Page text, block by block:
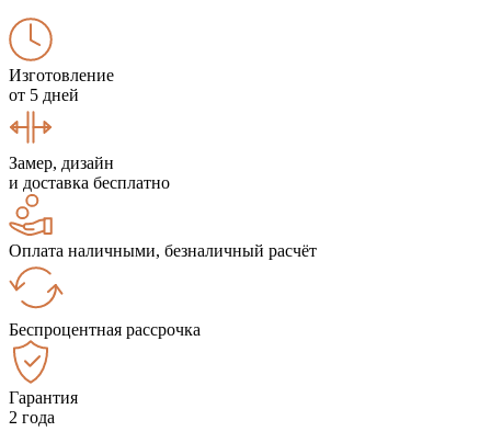
Изготовление
от 5 дней
Замер, дизайн
и доставка бесплатно
Оплата наличными, безналичный расчёт
Беспроцентная рассрочка
Гарантия
2 года